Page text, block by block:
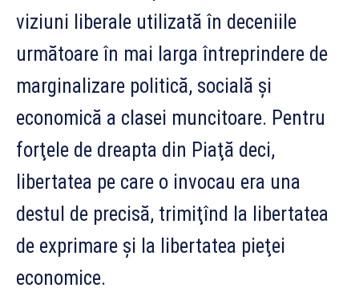
viziuni liberale utilizată în deceniile
următoare în mai larga întreprindere de
marginalizare politică, socială şi
economică a clasei muncitoare. Pentru
forţele de dreapta din Piaţă deci,
libertatea pe care o invocau era una
destul de precisă, trimiţînd la libertatea
de exprimare şi la libertatea pieţei
economice.